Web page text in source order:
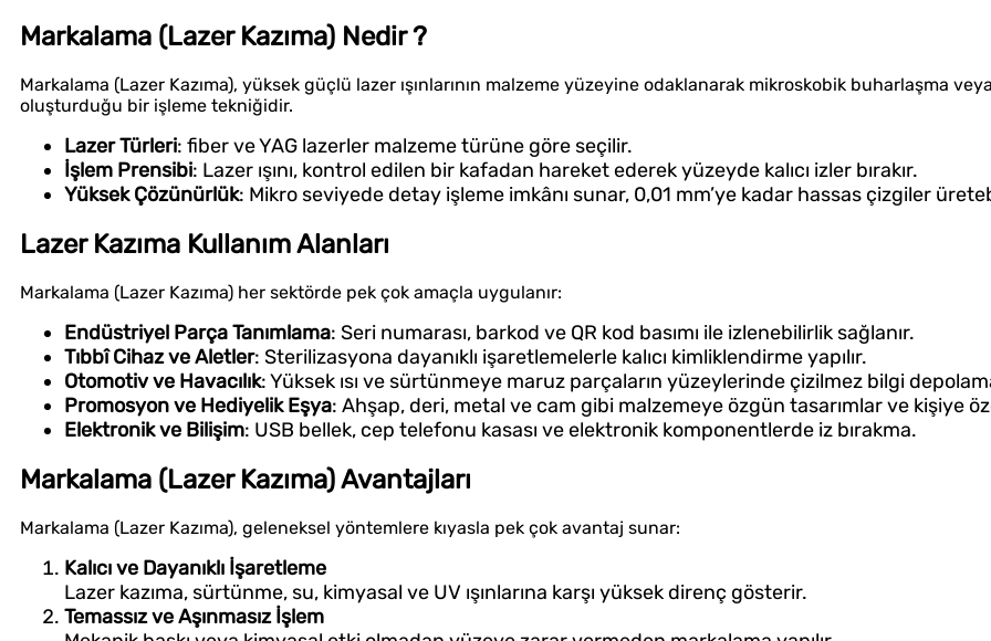
Markalama (Lazer Kazıma) Nedir ?
Markalama (Lazer Kazıma), yüksek güçlü lazer ışınlarının malzeme yüzeyine odaklanarak mikroskobik buharlaşma
oluşturduğu bir işleme tekniğidir.
Lazer Türleri: fiber ve YAG lazerler malzeme türüne göre seçilir.
İşlem Prensibi: Lazer ışını, kontrol edilen bir kafadan hareket ederek yüzeyde kalıcı izler bırakır.
Yüksek Çözünürlük: Mikro seviyede detay işleme imkânı sunar, 0,01 mm’ye kadar hassas çizgiler
Lazer Kazıma Kullanım Alanları
Markalama (Lazer Kazıma) her sektörde pek çok amaçla uygulanır:
Endüstriyel Parça Tanımlama: Seri numarası, barkod ve QR kod basımı ile izlenebilirlik sağlanır.
Tıbbî Cihaz ve Aletler: Sterilizasyona dayanıklı işaretlemelerle kalıcı kimliklendirme yapılır.
Otomotiv ve Havacılık: Yüksek ısı ve sürtünmeye maruz parçaların yüzeylerinde çizilmez bilgi
Promosyon ve Hediyelik Eşya: Ahşap, deri, metal ve cam gibi malzemeye özgün tasarımlar ve kişiye
Elektronik ve Bilişim: USB bellek, cep telefonu kasası ve elektronik komponentlerde iz bırakma.
Markalama (Lazer Kazıma) Avantajları
Markalama (Lazer Kazıma), geleneksel yöntemlere kıyasla pek çok avantaj sunar:
Kalıcı ve Dayanıklı İşaretleme
Lazer kazıma, sürtünme, su, kimyasal ve UV ışınlarına karşı yüksek direnç gösterir.
Temassız ve Aşınmasız İşlem